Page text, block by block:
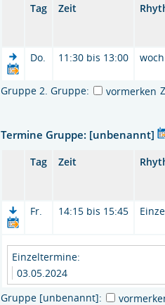
Tag Zeit
Do. 11:30 bis 13:00 woch
Gruppe 2. Gruppe: vormerken
Termine Gruppe: [unbenannt]
Tag Zeit
Fr. 14:15 bis 15:45
Einzeltermine:
03.05.2024
Gruppe [unbenannt]: